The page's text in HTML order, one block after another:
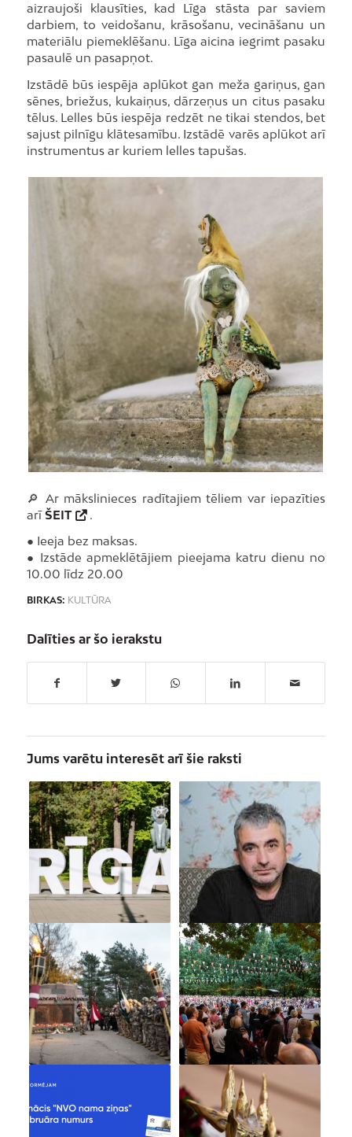
aizraujoši klausīties, kad Līga stāsta par saviem
darbiem, to veidošanu, krāsošanu, vecināšanu un
materiālu piemeklēšanu. Līga aicina iegrimt pasaku
pasaulē un pasapņot.
Izstādē būs iespēja aplūkot gan meža gariņus, gan
sēnes, briežus, kukaiņus, dārzeņus un citus pasaku
tēlus. Lelles būs iespēja redzēt ne tikai stendos, bet
sajust pilnīgu klātesamību. Izstādē varēs aplūkot arī
instrumentus ar kuriem lelles tapušas.
🔎 Ar mākslinieces radītajiem tēliem var iepazīties
arīŠEIT
.
● Ieeja bez maksas.
● Izstāde apmeklētājiem pieejama katru dienu no
10.00 līdz 20.00
BIRKAS: KULTŪRA
Dalīties ar šo ierakstu
Jums varētu interesēt arī šie raksti